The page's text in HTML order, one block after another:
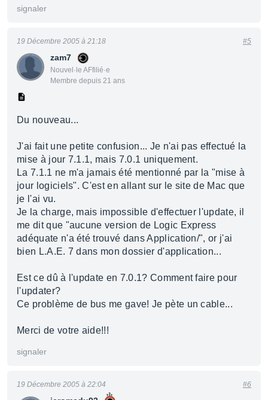
signaler
zam7
Nouvel·le AFfilié·e
Membre depuis 21 ans
19 Décembre 2005 à 21:18 #5
Du nouveau...
J'ai fait une petite confusion... Je n'ai pas effectué la
mise à jour 7.1.1, mais 7.0.1 uniquement.
La 7.1.1 ne m'a jamais été mentionné par la "mise à
jour logiciels". C'est en allant sur le site de Mac que
je l'ai vu.
Je la charge, mais impossible d'effectuer l'update, il
me dit que "aucune version de Logic Express
adéquate n'a été trouvé dans Application/", or j'ai
bien L.A.E. 7 dans mon dossier d'application...
Est ce dû à l'update en 7.0.1? Comment faire pour
l'updater?
Ce problème de bus me gave! Je pète un cable...
Merci de votre aide!!!
signaler
19 Décembre 2005 à 22:04 #6